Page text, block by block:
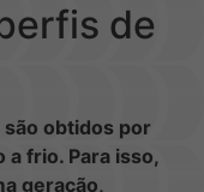
de
são obtidos por
frio. Para isso,
geração,